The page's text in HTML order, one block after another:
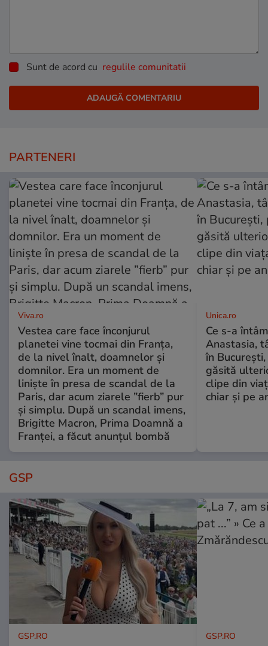
Sunt de acord cu regulile comunitatii
PARTENERI
Viva.ro
Vestea care face înconjurul
planetei vine tocmai din Franța,
de la nivel înalt, doamnelor și
domnilor. Era un moment de
liniște în presa de scandal de la
Paris, dar acum ziarele ”fierb” pur
și simplu. După un scandal imens,
Brigitte Macron, Prima Doamnă a
Franței, a făcut anunțul bombă
Unica.ro
Ce s-a
Anastasia,
în
găsită
clipe din
chiar și pe
GSP
GSP.RO GSP.RO